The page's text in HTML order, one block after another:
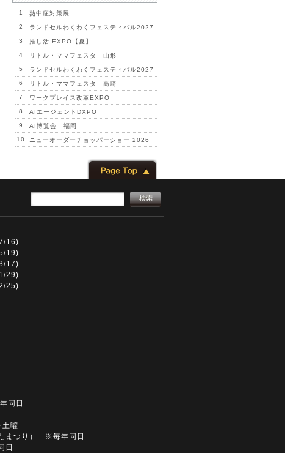
1
熱中症対策展
2
ランドセルわくわくフェスティバル2027
3
推し活 EXPO【夏】
4
リトル・ママフェスタ 山形
5
ランドセルわくわくフェスティバル2027
6
リトル・ママフェスタ 高崎
7
ワークプレイス改革EXPO
8
AIエージェントDXPO
9
AI博覧会 福岡
10
ニューオーダーチョッパーショー 2026
16)
19)
17)
29)
25)
同日
土曜
まつり） ※毎年同日
日